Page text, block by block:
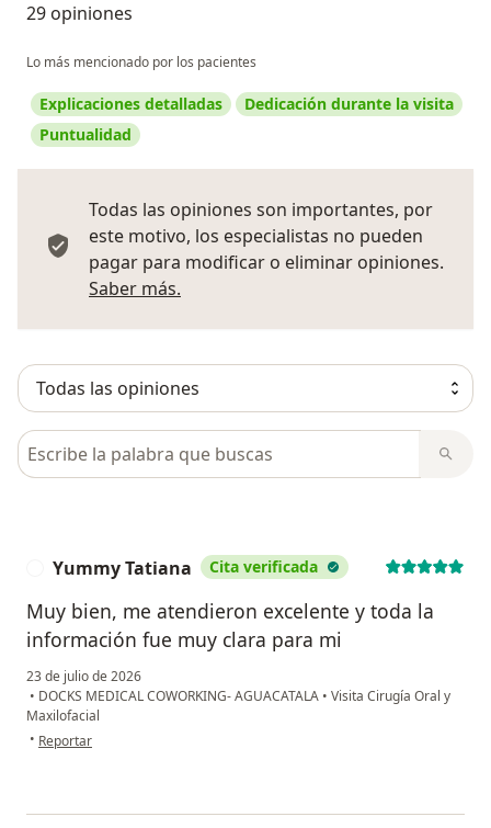
29 opiniones
Lo más mencionado por los pacientes
Explicaciones detalladas
Dedicación durante la visita
Puntualidad
Todas las opiniones son importantes, por
este motivo, los especialistas no pueden
pagar para modificar o eliminar opiniones.
Saber más.
Busca en opiniones
Yummy Tatiana Cita verificada
Muy bien, me atendieron excelente y toda la
información fue muy clara para mi
23 de julio de 2026
• DOCKS MEDICAL COWORKING- AGUACATALA • Visita Cirugía Oral y
Maxilofacial
• en opinión del usuario Yummy Tatiana
Reportar